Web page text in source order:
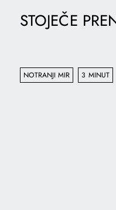
STOJEČE
NOTRANJI MIR 3 MINUT